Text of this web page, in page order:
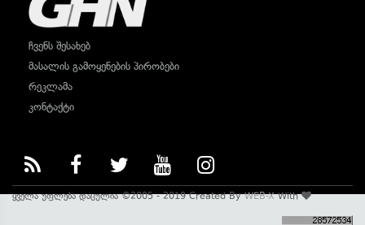
ჩვენს შესახებ
მასალის გამოყენების პირობები
რეკლამა
კონტაქტი
ყველა უფლება დაცულია ©2005 - 2019 Created ByWEB-XWith